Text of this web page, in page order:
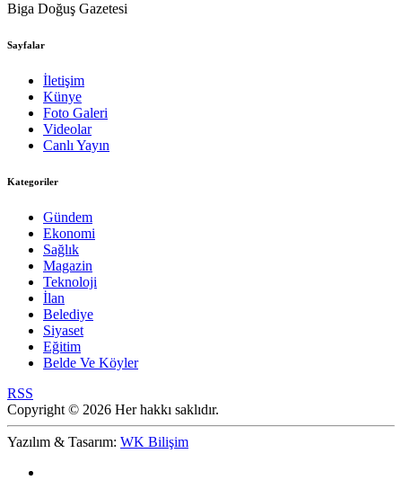
Biga Doğuş Gazetesi
Sayfalar
İletişim
Künye
Foto Galeri
Videolar
Canlı Yayın
Kategoriler
Gündem
Ekonomi
Sağlık
Magazin
Teknoloji
İlan
Belediye
Siyaset
Eğitim
Belde Ve Köyler
RSS
Copyright © 2026 Her hakkı saklıdır.
Yazılım & Tasarım: WK Bilişim